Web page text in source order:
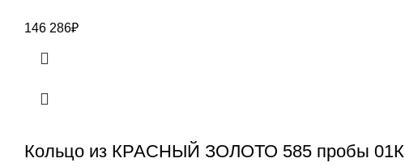
146 286₽
Кольцо из КРАСНЫЙ ЗОЛОТО 585 пробы